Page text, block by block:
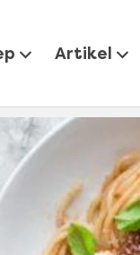
Artikel